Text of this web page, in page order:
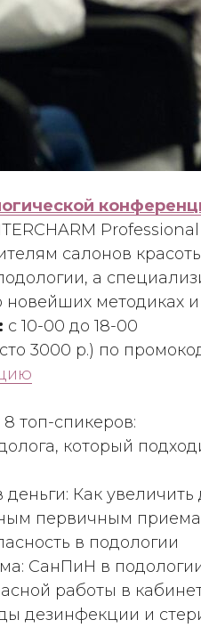
салонов
а
методиках и
с 10-00 до 18-00
3000 р.) по
топ-спикеров:
который
Как увеличить
первичным
в подологии
СанПиН в
работы в
дезинфекции и